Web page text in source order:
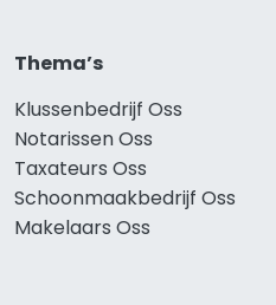
Thema’s
Klussenbedrijf Oss
Notarissen Oss
Taxateurs Oss
Schoonmaakbedrijf Oss
Makelaars Oss